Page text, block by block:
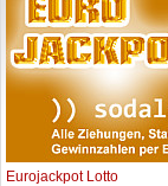
Eurojackpot Lotto